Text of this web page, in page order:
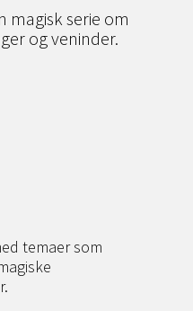
magisk serie om
og veninder.
temaer som